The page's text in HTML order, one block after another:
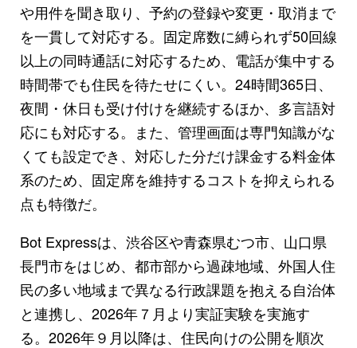
や用件を聞き取り、予約の登録や変更・取消まで
を一貫して対応する。固定席数に縛られず50回線
以上の同時通話に対応するため、電話が集中する
時間帯でも住民を待たせにくい。24時間365日、
夜間・休日も受け付けを継続するほか、多言語対
応にも対応する。また、管理画面は専門知識がな
くても設定でき、対応した分だけ課金する料金体
系のため、固定席を維持するコストを抑えられる
点も特徴だ。
Bot Expressは、渋谷区や青森県むつ市、山口県
長門市をはじめ、都市部から過疎地域、外国人住
民の多い地域まで異なる行政課題を抱える自治体
と連携し、2026年７月より実証実験を実施す
る。2026年９月以降は、住民向けの公開を順次